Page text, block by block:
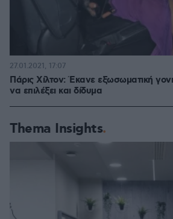
Πάρις Χίλτον: Έκανε εξωσωματική
να επιλέξει και δίδυμα
27.01.2021, 17:07
Thema Insights